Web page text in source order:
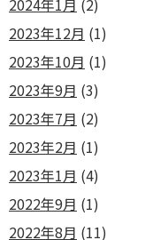
2024年1月 (2)
2023年12月 (1)
2023年10月 (1)
2023年9月 (3)
2023年7月 (2)
2023年2月 (1)
2023年1月 (4)
2022年9月 (1)
2022年8月 (11)